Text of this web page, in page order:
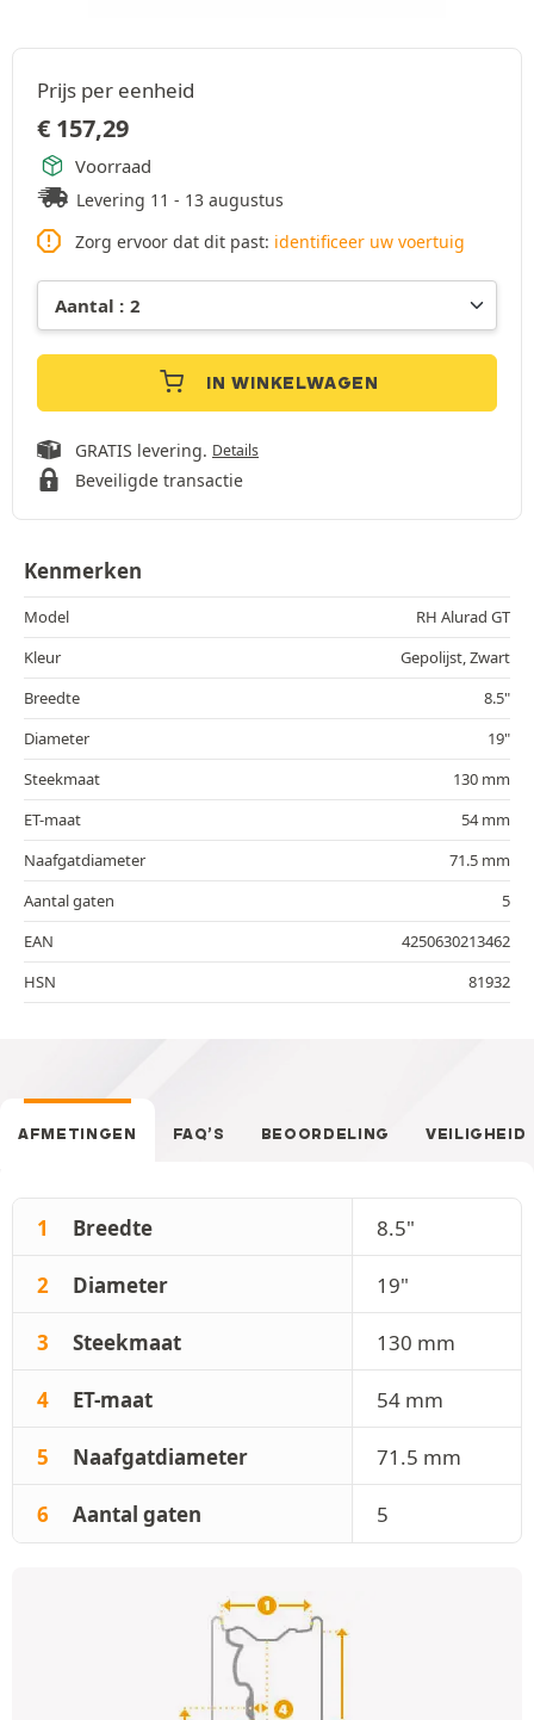
Prijs per eenheid
€ 157,29
Voorraad
Levering 11 - 13 augustus
Zorg ervoor dat dit past: identificeer uw voertuig
IN WINKELWAGEN
GRATIS levering. Details
Beveiligde transactie
Kenmerken
Model
RH Alurad GT
Kleur
Gepolijst, Zwart
Breedte
8.5"
Diameter
19"
Steekmaat
130 mm
ET-maat
54 mm
Naafgatdiameter
71.5 mm
Aantal gaten
5
EAN
4250630213462
HSN
81932
AFMETINGEN FAQ’S BEOORDELING VEILIGHEID
1 Breedte 8.5"
2 Diameter 19"
3 Steekmaat 130 mm
4 ET-maat 54 mm
5 Naafgatdiameter 71.5 mm
6 Aantal gaten 5